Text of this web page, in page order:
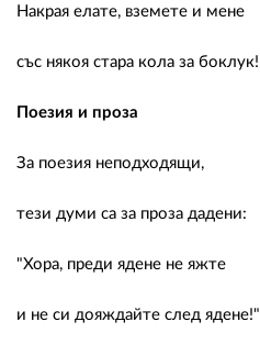
Накрая елате, вземете и мене
със някоя стара кола за боклук!
Поезия и проза
За поезия неподходящи,
тези думи са за проза дадени:
"Хора, преди ядене не яжте
и не си дояждайте след ядене!"